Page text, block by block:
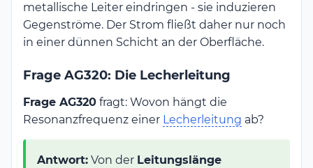
metallische Leiter eindringen - sie induzieren
Gegenströme. Der Strom fließt daher nur noch
in einer dünnen Schicht an der Oberfläche.
Frage AG320: Die Lecherleitung
Frage AG320 fragt: Wovon hängt die
Resonanzfrequenz einer Lecherleitung ab?
Antwort: Von der Leitungslänge